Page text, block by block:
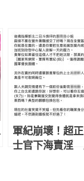
軍紀崩壞！超
士官下海賣淫